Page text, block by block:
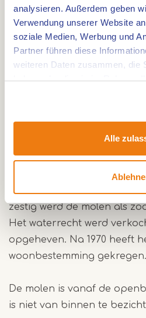
analysieren. Außerdem geben
Verwendung unserer Website
soziale Medien, Werbung und
Partner führen diese
weiteren Daten zusammen, die
haben oder die sie im Rahmen
Alle
Watermolen uit 1648.
molenaarswoning”. Ze was
verbonden met het
1852 tot 1960 volgden
op, waarbij diverse
verbouwingen tot stand
zestig werd de molen als
Het waterrecht werd
opgeheven. Na 1970 heeft
woonbestemming gekregen.
De molen is vanaf de
is niet van binnen te